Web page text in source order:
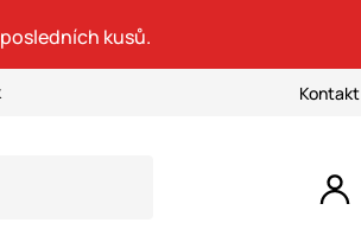
kusů.
Kontakt